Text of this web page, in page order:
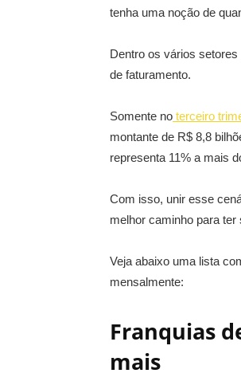
tenha uma noção de
Dentro os vários
de faturamento.
Somente no terceiro
montante de R$ 8,8
representa 11% a mais
Com isso, unir esse
melhor caminho para
Veja abaixo uma lista
mensalmente:
Franquias
mais